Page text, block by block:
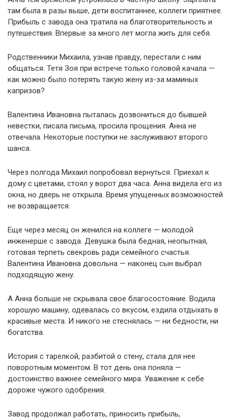
там была в разы выше, дети воспитаннее, коллеги приятнее.
Прибыль с завода она тратила на благотворительность и
путешествия. Впервые за много лет могла жить для себя.
Родственники Михаила, узнав правду, перестали с ним
общаться. Тетя Зоя при встрече только головой качала —
как можно было потерять такую жену из-за маминых
капризов?
Валентина Ивановна пыталась дозвониться до бывшей
невестки, писала письма, просила прощения. Анна не
отвечала. Некоторые поступки не заслуживают второго
шанса.
Через полгода Михаил попробовал вернуться. Приехал к
дому с цветами, стоял у ворот два часа. Анна видела его из
окна, но дверь не открыла. Время упущенных возможностей
не возвращается.
Еще через месяц он женился на коллеге — молодой
инженерше с завода. Девушка была бедная, неопытная,
готовая терпеть свекровь ради семейного счастья.
Валентина Ивановна довольна — наконец сын выбрал
подходящую жену.
А Анна больше не скрывала свое благосостояние. Водила
хорошую машину, одевалась со вкусом, ездила отдыхать в
красивые места. И никого не стеснялась — ни бедности, ни
богатства.
История с тарелкой, разбитой о стену, стала для нее
поворотным моментом. В тот день она поняла —
достоинство важнее семейного мира. Уважение к себе
дороже чужого одобрения.
Завод продолжал работать, приносить прибыль,